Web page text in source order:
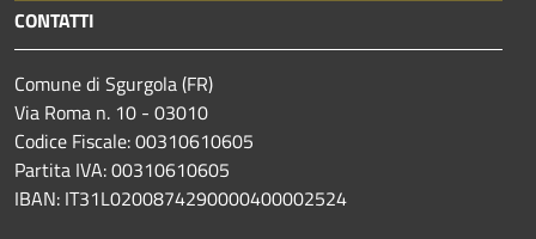
CONTATTI
Comune di Sgurgola (FR)
Via Roma n. 10 - 03010
Codice Fiscale: 00310610605
Partita IVA: 00310610605
IBAN: IT31L0200874290000400002524